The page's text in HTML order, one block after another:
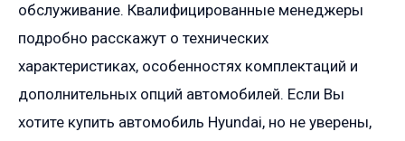
обслуживание. Квалифицированные менеджеры
подробно расскажут о технических
характеристиках, особенностях комплектаций и
дополнительных опций автомобилей. Если Вы
хотите купить автомобиль Hyundai, но не уверены,